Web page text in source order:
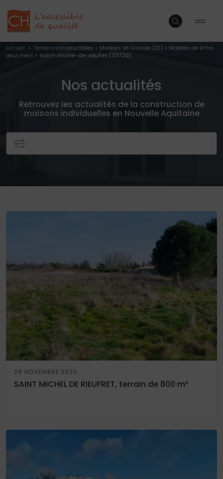
Accueil > Terrains constructibles > Modèles de Gironde (33) > Modèles de Entre
deux mers > Saint-michel-de-rieufret (33720)
Nos actualités
Retrouvez les actualités de la construction de
maisons individuelles en Nouvelle Aquitaine
29 NOVEMBRE 2025
SAINT MICHEL DE RIEUFRET, terrain de 800 m²